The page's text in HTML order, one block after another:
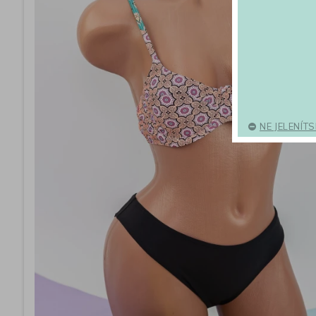
NE